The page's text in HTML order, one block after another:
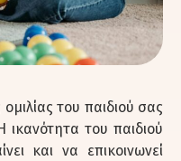
του παιδιού σας
ικανότητα του παιδιού
και να επικοινωνεί